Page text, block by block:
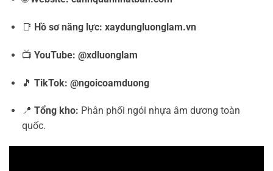
📑 Hồ sơ năng lực: xaydungluonglam.vn
📺 YouTube: @xdluonglam
🎵 TikTok: @ngoicoamduong
📍 Tổng kho: Phân phối ngói nhựa âm dương toàn
quốc.